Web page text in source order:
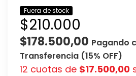
Fuera de stock
$210.000
$178.500,00 Pagando
Transferencia (15% OFF)
12 cuotas de $17.500,00